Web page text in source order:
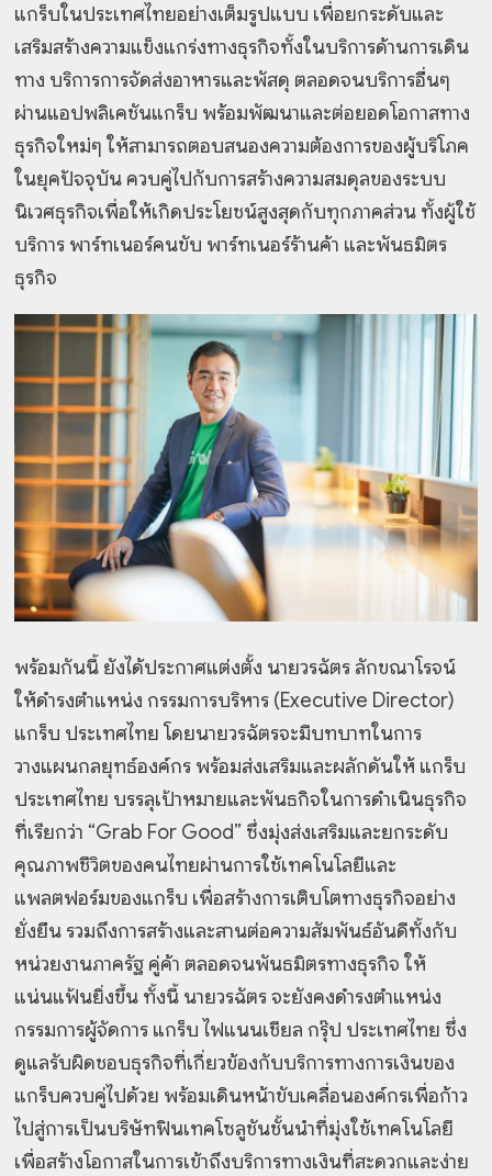
แกร็บในประเทศไทยอย่างเต็มรูปแบบ เพื่อยกระดับและ
เสริมสร้างความแข็งแกร่งทางธุรกิจทั้งในบริการด้านการเดิน
ทาง บริการการจัดส่งอาหารและพัสดุ ตลอดจนบริการอื่นๆ
ผ่านแอปพลิเคชันแกร็บ พร้อมพัฒนาและต่อยอดโอกาสทาง
ธุรกิจใหม่ๆ ให้สามารถตอบสนองความต้องการของผู้บริโภค
ในยุคปัจจุบัน ควบคู่ไปกับการสร้างความสมดุลของระบบ
นิเวศธุรกิจเพื่อให้เกิดประโยชน์สูงสุดกับทุกภาคส่วน ทั้งผู้ใช้
บริการ พาร์ทเนอร์คนขับ พาร์ทเนอร์ร้านค้า และพันธมิตร
ธุรกิจ
พร้อมกันนี้ ยังได้ประกาศแต่งตั้ง นายวรฉัตร ลักขณาโรจน์
ให้ดำรงตำแหน่ง กรรมการบริหาร (Executive Director)
แกร็บ ประเทศไทย โดยนายวรฉัตรจะมีบทบาทในการ
วางแผนกลยุทธ์องค์กร พร้อมส่งเสริมและผลักดันให้ แกร็บ
ประเทศไทย บรรลุเป้าหมายและพันธกิจในการดำเนินธุรกิจ
ที่เรียกว่า “Grab For Good” ซึ่งมุ่งส่งเสริมและยกระดับ
คุณภาพชีวิตของคนไทยผ่านการใช้เทคโนโลยีและ
แพลตฟอร์มของแกร็บ เพื่อสร้างการเติบโตทางธุรกิจอย่าง
ยั่งยืน รวมถึงการสร้างและสานต่อความสัมพันธ์อันดีทั้งกับ
หน่วยงานภาครัฐ คู่ค้า ตลอดจนพันธมิตรทางธุรกิจ ให้
แน่นแฟ้นยิ่งขึ้น ทั้งนี้ นายวรฉัตร จะยังคงดำรงตำแหน่ง
กรรมการผู้จัดการ แกร็บ ไฟแนนเชียล กรุ๊ป ประเทศไทย ซึ่ง
ดูแลรับผิดชอบธุรกิจที่เกี่ยวข้องกับบริการทางการเงินของ
แกร็บควบคู่ไปด้วย พร้อมเดินหน้าขับเคลื่อนองค์กรเพื่อก้าว
ไปสู่การเป็นบริษัทฟินเทคโซลูชันชั้นนำที่มุ่งใช้เทคโนโลยี
เพื่อสร้างโอกาสในการเข้าถึงบริการทางเงินที่สะดวกและง่าย